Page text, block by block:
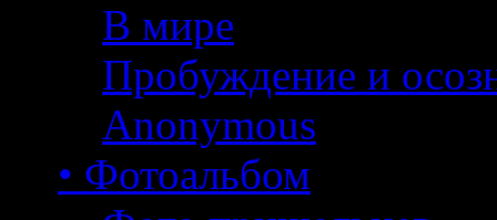
В мире
Пробуждение и
Anonymous
• Фотоальбом